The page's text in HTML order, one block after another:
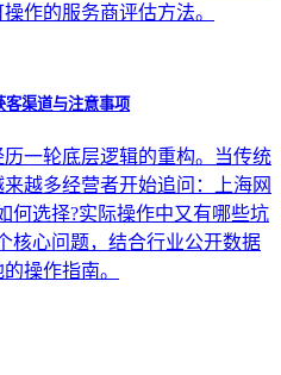
作的服务商评估方法。
客渠道与注意事项
一轮底层逻辑的重构。当传统
越多经营者开始追问：上海网
何选择?实际操作中又有哪些坑
核心问题，结合行业公开数据
操作指南。